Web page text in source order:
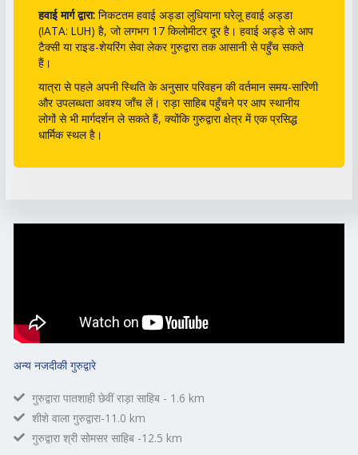
हवाई मार्ग द्वारा: निकटतम हवाई अड्डालुधियाना घरेलू हवाई अड्डा
(IATA: LUH) है, जो लगभग 17 किलोमीटर दूर है। हवाई अड्डे से आप
टैक्सी या राइड-शेयरिंग सेवा लेकर गुरुद्वारा तक आसानी से पहुँच सकते
हैं।
यात्रा से पहले अपनी स्थिति के अनुसार परिवहन की वर्तमान समय-सारिणी
और उपलब्धता अवश्य जाँच लें। राड़ा साहिब पहुँचने पर आप स्थानीय
लोगों से भी मार्गदर्शन ले सकते हैं, क्योंकि गुरुद्वारा क्षेत्र में एक प्रसिद्ध
धार्मिक स्थल है।
अन्य नजदीकी गुरुद्वारे
गुरुद्वारा पातशाही छेवीं राड़ा साहिब - 1.6 km
शीशे वाला गुरुद्वारा-11.0 km
गुरुद्वारा श्री सोमसर साहिब -12.5 km